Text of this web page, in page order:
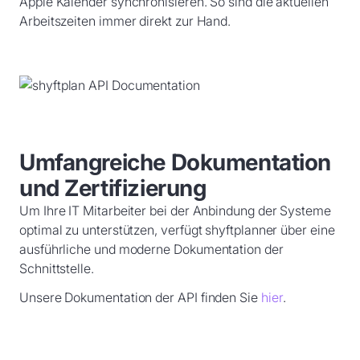
Arbeitszeiten immer direkt zur Hand.
Umfangreiche Dokumentation
und Zertifizierung
Um Ihre IT Mitarbeiter bei der Anbindung der Systeme
optimal zu unterstützen, verfügt shyftplanner über eine
ausführliche und moderne Dokumentation der
Schnittstelle.
Unsere Dokumentation der API finden Sie hier.